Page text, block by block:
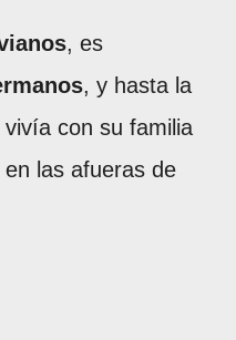
, es
, y hasta la
con su familia
las afueras de